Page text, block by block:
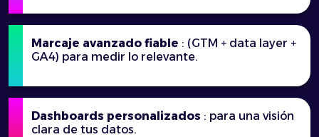
Marcaje avanzado fiable : (GTM + data layer +
GA4) para medir lo relevante.
Dashboards personalizados : para una visión
clara de tus datos.